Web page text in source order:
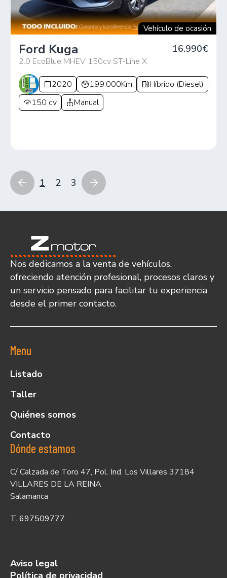
Vehículo de ocasión
Ford Kuga
2.0 EcoBlue MHEV 150cv ST-Line X
16.990€
2020 199.000Km
Híbrido (Diesel)
150 cv
Manual
1 2 3
Nos dedicamos a la venta de vehículos,
ofreciendo atención profesional, procesos claros y
un servicio pensado para facilitar tu experiencia
desde el primer contacto.
Menu
Listado
Taller
Quiénes somos
Contacto
Dónde estamos
C/ Calzada de Toro 47, Pol. Ind. Los Villares 37184
VILLARES DE LA REINA
Salamanca
T. 697509777
Aviso legal
Política de privacidad